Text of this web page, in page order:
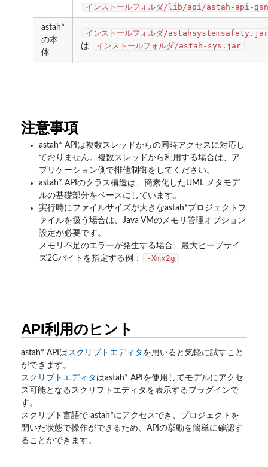
インストールフォルダ/lib/api/astah-api-
astah*
の本
体
インストールフォルダ/astahsystemsafety.jar
は インストールフォルダ/astah-sys.jar
注意事項
astah* APIは複数スレッドからの同時アクセスに対応し
ておりません。複数スレッドから利用する場合は、ア
プリケーション側で排他制御をしてください。
astah* APIのクラス構造は、簡素化したUML メタモデ
ルの基礎部分をベースにしています。
実行時にファイルサイズが大きなastah*プロジェクトフ
ァイルを扱う場合は、Java VMのメモリ管理オプション
設定が必要です。
メモリ不足のエラーが発生する場合、最大ヒープサイ
ズ2Gバイトを指定する例：
-Xmx2g
API利用のヒント
astah* APIは スクリプトエディタ を用いると気軽に試すこと
ができます。
スクリプトエディタ はastah* APIを使用してモデルにアクセ
ス可能となるスクリプトエディタを表示するプラグインで
す。
スクリプト言語で astah*にアクセスでき、プロジェクトを
開いた状態で操作ができるため、APIの挙動を簡単に確認す
ることができます。